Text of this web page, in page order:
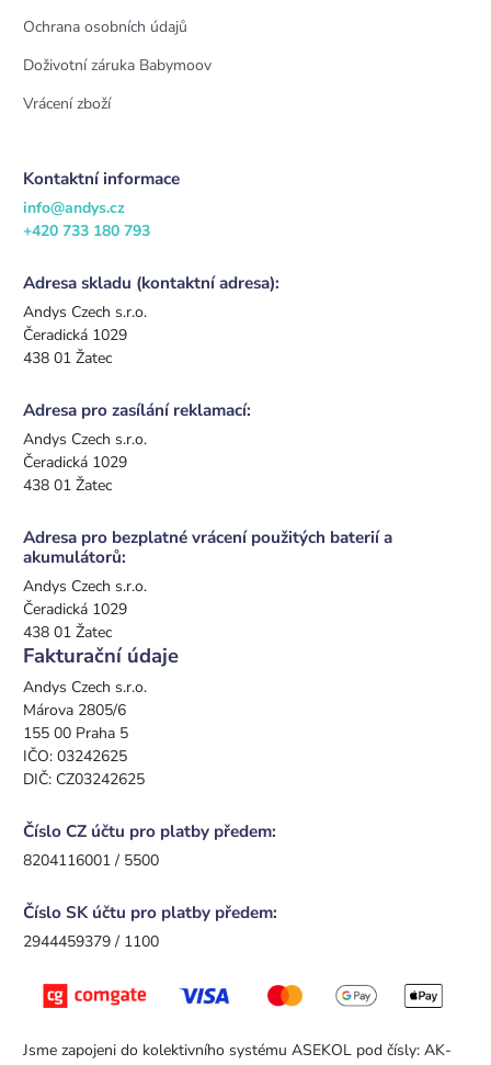
Ochrana osobních údajů
Doživotní záruka Babymoov
Vrácení zboží
Kontaktní informace
info@andys.cz
+420 733 180 793
Adresa skladu (kontaktní adresa):
Andys Czech s.r.o.
Čeradická 1029
438 01 Žatec
Adresa pro zasílání reklamací:
Andys Czech s.r.o.
Čeradická 1029
438 01 Žatec
Adresa pro bezplatné vrácení použitých baterií a
akumulátorů:
Andys Czech s.r.o.
Čeradická 1029
438 01 Žatec
Fakturační údaje
Andys Czech s.r.o.
Márova 2805/6
155 00 Praha 5
IČO: 03242625
DIČ: CZ03242625
Číslo CZ účtu pro platby předem:
8204116001 / 5500
Číslo SK účtu pro platby předem:
2944459379 / 1100
Jsme zapojeni do kolektivního systému ASEKOL pod čísly: AK-